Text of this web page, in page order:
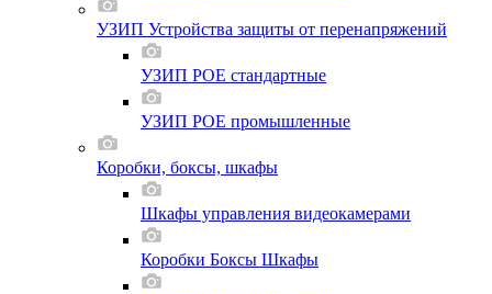
УЗИП Устройства защиты от перенапряжений
УЗИП POE стандартные
УЗИП POE промышленные
Коробки, боксы, шкафы
Шкафы управления видеокамерами
Коробки Боксы Шкафы